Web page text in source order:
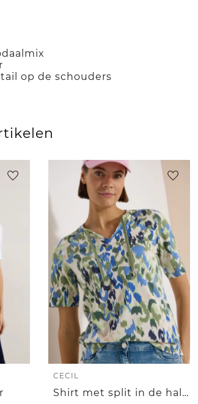
op de schouders
CECIL
Shirt met split in de hals en print